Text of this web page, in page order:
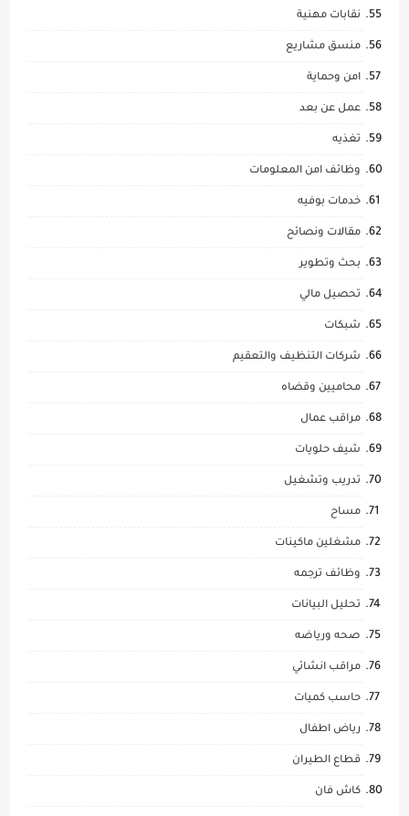
نقابات مهنية
منسق مشاريع
امن وحماية
عمل عن بعد
تغذيه
وظائف امن المعلومات
خدمات بوفيه
مقالات ونصائح
بحث وتطوير
تحصيل مالي
شبكات
شركات التنظيف والتعقيم
محاميين وقضاه
مراقب عمال
شيف حلويات
تدريب وتشغيل
مساح
مشغلين ماكينات
وظائف ترجمه
تحليل البيانات
صحه ورياضه
مراقب انشائي
حاسب كميات
رياض اطفال
قطاع الطيران
كاش فان